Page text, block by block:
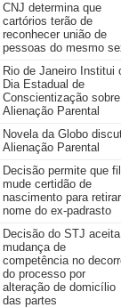
CNJ determina que
cartórios terão de
reconhecer união de
pessoas do mesmo
Rio de Janeiro Institui
Dia Estadual de
Conscientização sobre
Alienação Parental
Novela da Globo
Alienação Parental
Decisão permite que
mude certidão de
nascimento para retirar
nome do ex-padrasto
Decisão do STJ aceita
mudança de
competência no
do processo por
alteração de domicílio
das partes